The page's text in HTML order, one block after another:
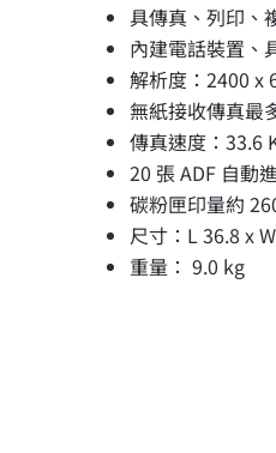
具傳真、列印、
內建電話裝置、
解析度：2400 x
無紙接收傳真最
傳真速度：33.6
20 張 ADF 自動
碳粉匣印量約
尺寸：L 36.8 x
重量： 9.0 kg